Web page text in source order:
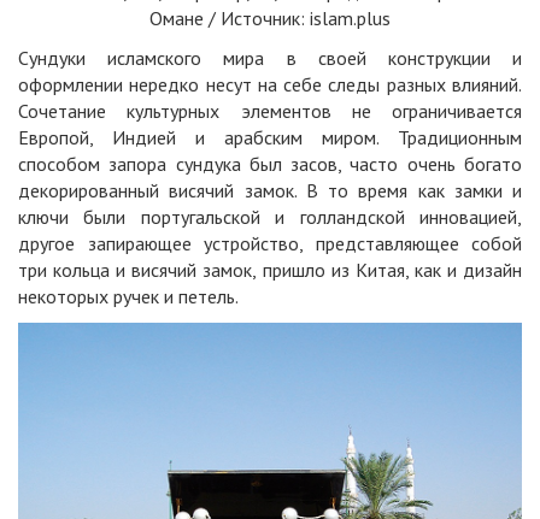
Омане / Источник: islam.plus
Сундуки исламского мира в своей конструкции и
оформлении нередко несут на себе следы разных влияний.
Сочетание культурных элементов не ограничивается
Европой, Индией и арабским миром. Традиционным
способом запора сундука был засов, часто очень богато
декорированный висячий замок. В то время как замки и
ключи были португальской и голландской инновацией,
другое запирающее устройство, представляющее собой
три кольца и висячий замок, пришло из Китая , как и дизайн
некоторых ручек и петель.